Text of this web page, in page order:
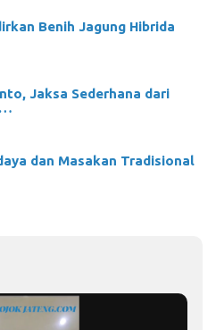
Benih Jagung Hibrida
Jaksa Sederhana dari
dan Masakan Tradisional